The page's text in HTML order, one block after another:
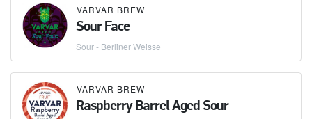
VARVAR BREW
Sour Face
Sour - Berliner Weisse
VARVAR BREW
Raspberry Barrel Aged Sour